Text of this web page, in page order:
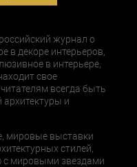
журнал о
в декоре интерьеров,
в интерьере,
свое
всегда быть
архитектуры и
мировые выставки
стилей,
с мировыми звездами